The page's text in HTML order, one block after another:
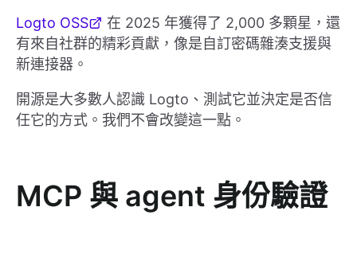
Logto OSS
在 2025 年獲得了 2,000 多顆星，還
有來自社群的精彩貢獻，像是自訂密碼雜湊支援與
新連接器。
開源是大多數人認識 Logto、測試它並決定是否信
任它的方式。我們不會改變這一點。
MCP 與 agent 身份驗證